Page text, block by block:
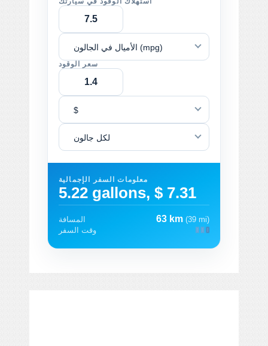
الأميال في الجالون (mpg)
سعر الوقود
$
لكل جالون
معلومات السفر الإجمالية
5.22 gallons, $ 7.31
المسافة 63 km (39 mi)
وقت السفر